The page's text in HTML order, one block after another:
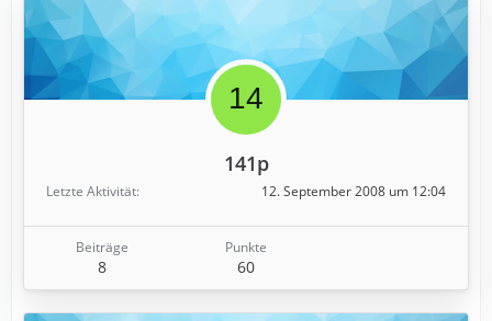
141p
Letzte Aktivität 12. September 2008 um 12:04
Beiträge
8
Punkte
60